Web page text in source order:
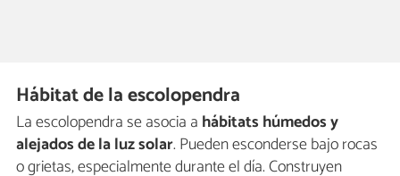
Hábitat de la escolopendra
La escolopendra se asocia a hábitats húmedos y
alejados de la luz solar. Pueden esconderse bajo rocas
o grietas, especialmente durante el día. Construyen